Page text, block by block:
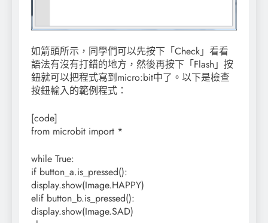
如箭頭所示，同學們可以先按下「Check」看看
語法有沒有打錯的地方，然後再按下「Flash」按
鈕就可以把程式寫到micro:bit中了。以下是檢查
按鈕輸入的範例程式：
[code]
from microbit import *
while True:
if button_a.is_pressed():
display.show(Image.HAPPY)
elif button_b.is_pressed():
display.show(Image.SAD)